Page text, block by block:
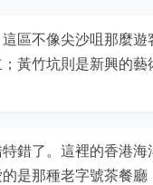
區不像尖沙咀那麼
黃竹坑則是新興的藝
錯了。這裡的香港
是那種老字號茶餐廳